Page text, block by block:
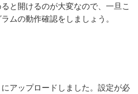
と開けるのが大変なので、一旦こ
ムの動作確認をしましょう。
にアップロードしました。設定が必